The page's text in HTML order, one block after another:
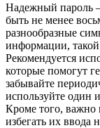
Надежный пароль
быть не менее
разнообразные
информации,
Рекомендуется
которые помогут
забывайте
используйте один
Кроме того, важно
избегать их ввода